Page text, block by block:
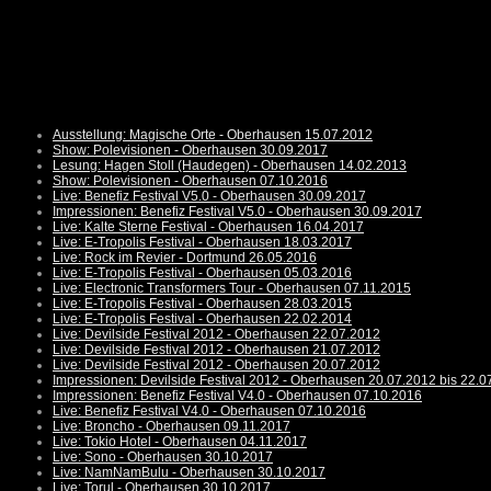
Ausstellung: Magische Orte - Oberhausen 15.07.2012
Show: Polevisionen - Oberhausen 30.09.2017
Lesung: Hagen Stoll (Haudegen) - Oberhausen 14.02.2013
Show: Polevisionen - Oberhausen 07.10.2016
Live: Benefiz Festival V5.0 - Oberhausen 30.09.2017
Impressionen: Benefiz Festival V5.0 - Oberhausen 30.09.2017
Live: Kalte Sterne Festival - Oberhausen 16.04.2017
Live: E-Tropolis Festival - Oberhausen 18.03.2017
Live: Rock im Revier - Dortmund 26.05.2016
Live: E-Tropolis Festival - Oberhausen 05.03.2016
Live: Electronic Transformers Tour - Oberhausen 07.11.2015
Live: E-Tropolis Festival - Oberhausen 28.03.2015
Live: E-Tropolis Festival - Oberhausen 22.02.2014
Live: Devilside Festival 2012 - Oberhausen 22.07.2012
Live: Devilside Festival 2012 - Oberhausen 21.07.2012
Live: Devilside Festival 2012 - Oberhausen 20.07.2012
Impressionen: Devilside Festival 2012 - Oberhausen 20.07.2012 bis
Impressionen: Benefiz Festival V4.0 - Oberhausen 07.10.2016
Live: Benefiz Festival V4.0 - Oberhausen 07.10.2016
Live: Broncho - Oberhausen 09.11.2017
Live: Tokio Hotel - Oberhausen 04.11.2017
Live: Sono - Oberhausen 30.10.2017
Live: NamNamBulu - Oberhausen 30.10.2017